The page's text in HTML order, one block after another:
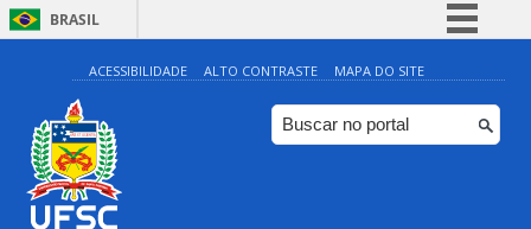
BRASIL
Simplifique!
Comunica BR
Participe
ACESSIBILIDADE ALTO CONTRASTE MAPA DO SITE
0:00